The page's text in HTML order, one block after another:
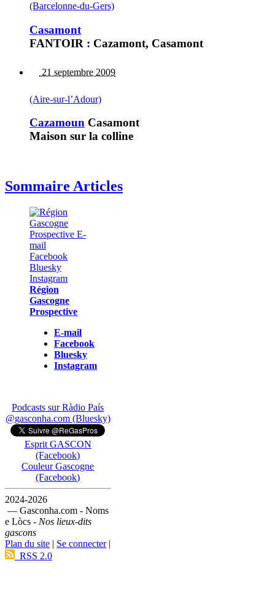
(Barcelonne-du-Gers)
Casamont
FANTOIR : Cazamont, Casamont
21 septembre 2009
(Aire-sur-l’Adour)
Cazamoun Casamont
Maison sur la colline
Sommaire Articles
Région
Gascogne
Prospective
E-mail
Facebook
Bluesky
Instagram
Podcasts sur Ràdio País
@gasconha.com (Bluesky)
Esprit GASCON
(Facebook)
Couleur Gascogne
(Facebook)
2024-2026
— Gasconha.com - Noms
e Lòcs - Nos lieux-dits
gascons
Plan du site | Se connecter|
RSS 2.0